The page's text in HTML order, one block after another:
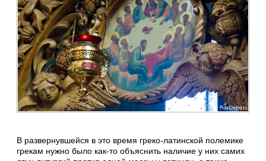
В развернувшейся в это время греко-латинской полемике
грекам нужно было как-то объяснить наличие у них самих